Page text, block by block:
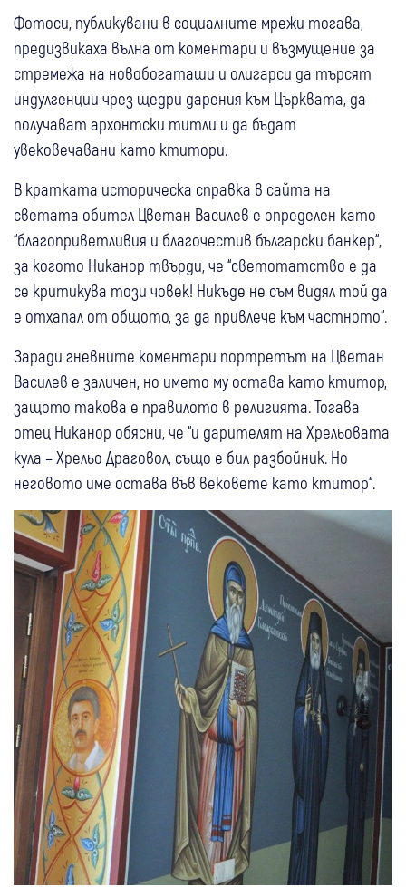
Фотоси, публикувани в социалните мрежи тогава,
предизвикаха вълна от коментари и възмущение за
стремежа на новобогаташи и олигарси да търсят
индулгенции чрез щедри дарения към Църквата, да
получават архонтски титли и да бъдат
увековечавани като ктитори.
В кратката историческа справка в сайта на
светата обител Цветан Василев е определен като
“благоприветливия и благочестив български банкер“,
за когото Никанор твърди, че “светотатство е да
се критикува този човек! Никъде не съм видял той да
е отхапал от общото, за да привлече към частното“.
Заради гневните коментари портретът на Цветан
Василев е заличен, но името му остава като ктитор,
защото такова е правилото в религията. Тогава
отец Никанор обясни, че “и дарителят на Хрельовата
кула – Хрельо Драговол, също е бил разбойник. Но
неговото име остава във вековете като ктитор“.